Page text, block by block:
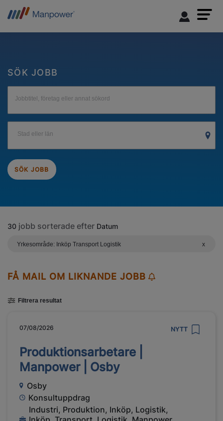
SÖK JOBB
Jobbtitel, företag eller annat sökord
Stad eller län
SÖK JOBB
30 jobb sorterade efter Datum
Yrkesområde: Inköp Transport Logistik x
Filtrera resultat
FÅ MAIL OM LIKNANDE JOBB
07/08/2026 NYTT
Produktionsarbetare |
Manpower | Osby
Osby
Konsultuppdrag
Industri, Produktion, Inköp, Logistik,